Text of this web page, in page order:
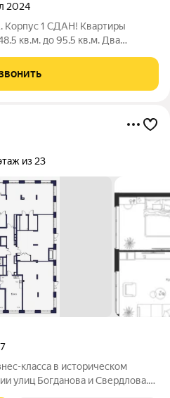
2024
1 СДАН! Квартиры
кв.м. до 95.5 кв.м. Два
из 23
класса в историческом
улиц Богданова и Свердлова.